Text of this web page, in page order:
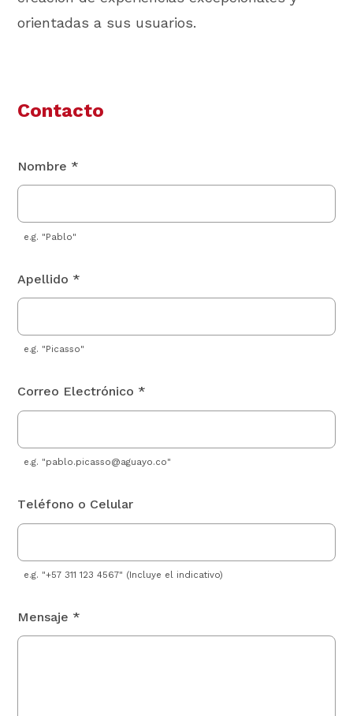
orientadas a sus usuarios.
Contacto
Nombre *
e.g. "Pablo"
Apellido *
e.g. "Picasso"
Correo Electrónico *
e.g. "pablo.picasso@aguayo.co"
Teléfono o Celular
e.g. "+57 311 123 4567" (Incluye el indicativo)
Mensaje *